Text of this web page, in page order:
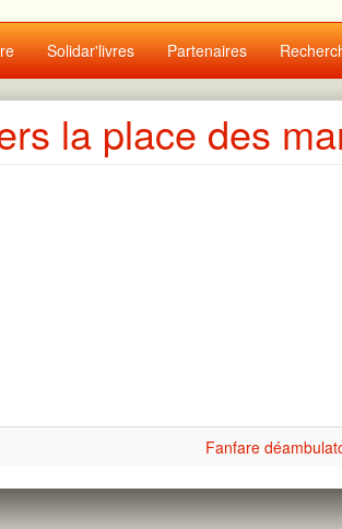
Solidar'livres Partenaires
la place des
Fanfare